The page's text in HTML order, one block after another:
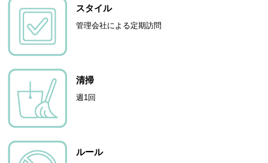
スタイル
管理会社による定期訪問
清掃
週1回
ルール